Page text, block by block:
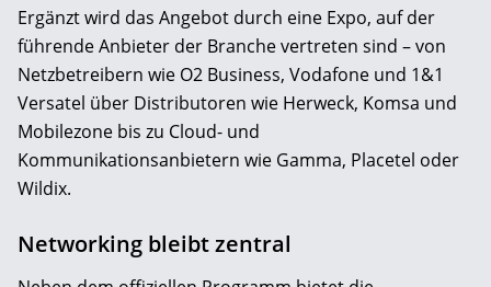
Ergänzt wird das Angebot durch eine Expo, auf der
führende Anbieter der Branche vertreten sind – von
Netzbetreibern wie O2 Business, Vodafone und 1&1
Versatel über Distributoren wie Herweck, Komsa und
Mobilezone bis zu Cloud- und
Kommunikationsanbietern wie Gamma, Placetel oder
Wildix.
Networking bleibt zentral